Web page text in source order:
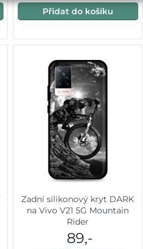
Přidat do košíku
Zadní silikonový kryt DARK
na Vivo V21 5G Mountain
Rider
89,-